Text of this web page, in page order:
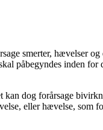
smerter, hævelser
påbegyndes inden
dog forårsage
eller hævelse,